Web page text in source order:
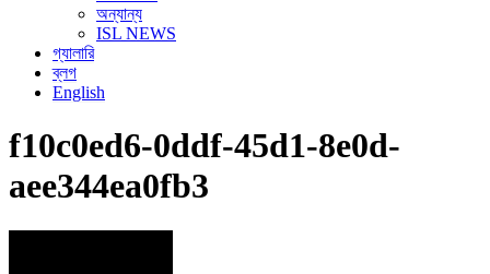
অন্যান্য
ISL NEWS
গ্যালারি
ব্লগ
English
f10c0ed6-0ddf-45d1-8e0d-
aee344ea0fb3